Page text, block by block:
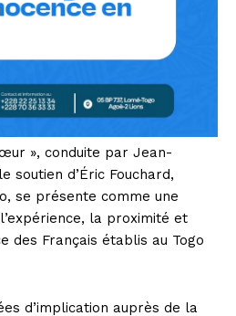
», conduite par Jean-
soutien d’Éric Fouchard,
se présente comme une
la proximité et
des Français établis au Togo
d’implication auprès de la